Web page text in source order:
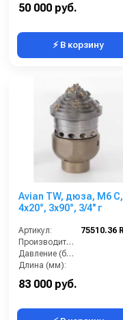
50 000 руб.
⚡ В корзину
Avian TW, дюза, M6 C,
4x20°, 3x90°, 3/4'' г
Артикул:
Производительность (л/мин):
Давление (бар):
Длина (мм):
83 000 руб.